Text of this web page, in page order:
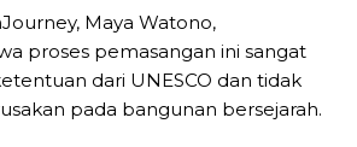
Maya Watono,
proses pemasangan ini sangat
dari UNESCO dan tidak
pada bangunan bersejarah.